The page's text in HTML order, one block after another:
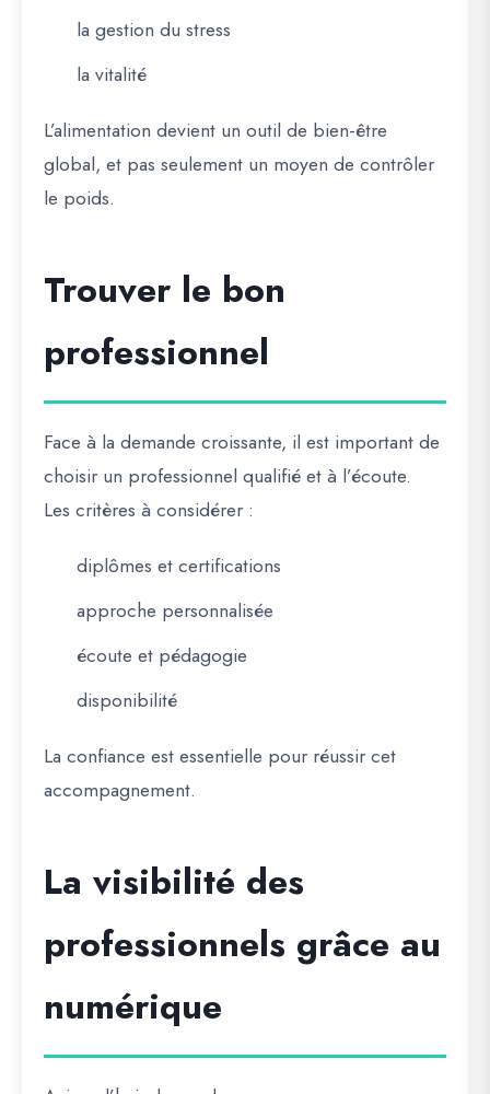
la gestion du stress
la vitalité
L’alimentation devient un outil de bien-être
global, et pas seulement un moyen de contrôler
le poids.
Trouver le bon
professionnel
Face à la demande croissante, il est important de
choisir un professionnel qualifié et à l’écoute.
Les critères à considérer :
diplômes et certifications
approche personnalisée
écoute et pédagogie
disponibilité
La confiance est essentielle pour réussir cet
accompagnement.
La visibilité des
professionnels grâce au
numérique